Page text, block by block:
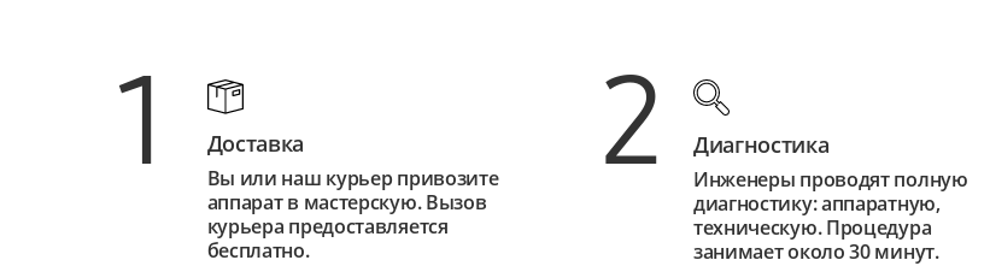
1 Доставка
Вы или наш курьер привозите
аппарат в мастерскую. Вызов
курьера предоставляется
бесплатно.
2 Диагностика
Инженеры проводят полную
диагностику: аппаратную,
техническую. Процедура
занимает около 30 минут.